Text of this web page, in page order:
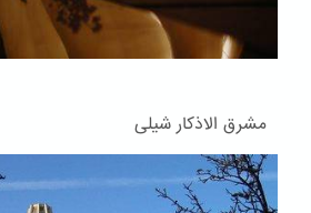
مشرق الاذکار شیلی